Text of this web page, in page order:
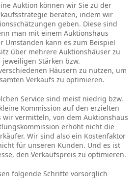
Auktion können wir Sie zu der
beraten, indem wir
geben. Diese sind
man mit einem Auktionshaus
Umständen kann es zum Beispiel
über mehrere Auktionshäuser zu
Stärken bzw.
Häusern zu nutzen, um
Verkaufs zu optimieren.
Service sind meist niedrig bzw.
Kommission auf den erzielten
wir vermitteln, von dem Auktionshaus
erhöht nicht die
Wir sind also ein Kostenfaktor
für unseren Kunden. Und es ist
den Verkaufspreis zu optimieren.
folgende Schritte vorsorglich